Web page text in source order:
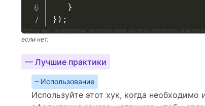
}
} ) ;
Здесь мы проверяем, авторизован ли пользователь, и
если нет.
— Лучшие практики
– Использование
Используйте этот хук, когда необходимо